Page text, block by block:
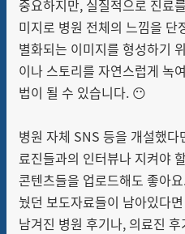
중요하지만, 실질적으로 진료
미지로 병원 전체의 느낌을
별화되는 이미지를 형성하기
이나 스토리를 자연스럽게 녹
법이 될 수 있습니다. 😶
병원 자체 SNS 등을 개설했
료진들과의 인터뷰나 지켜야
콘텐츠들을 업로드해도 좋아
눴던 보도자료들이 남아있다
남겨진 병원 후기나, 의료진